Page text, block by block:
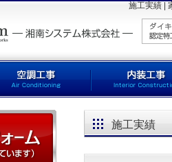
施工実績 |
施工実績